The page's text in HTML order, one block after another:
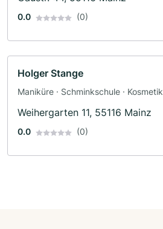
0.0 (0)
Holger Stange
Maniküre · Schminkschule · Kosmetik
Weihergarten 11, 55116 Mainz
0.0 (0)